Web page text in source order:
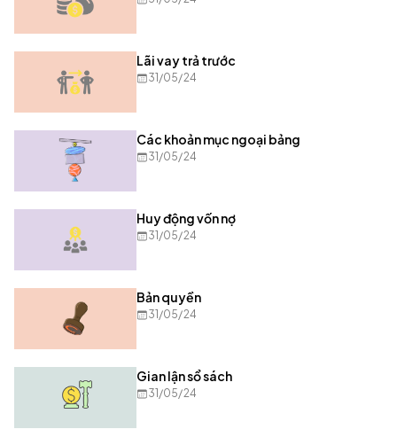
Lãi vay trả trước
31/05/24
Các khoản mục ngoại bảng
31/05/24
Huy động vốn nợ
31/05/24
Bản quyền
31/05/24
Gian lận sổ sách
31/05/24